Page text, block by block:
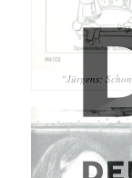
“Jürgens: